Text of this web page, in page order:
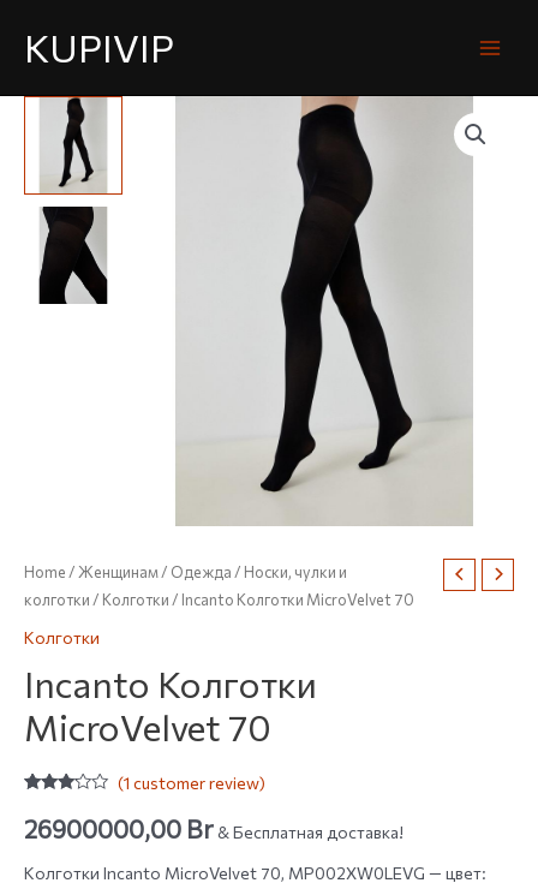
KUPIVIP
Home/Женщинам/ Одежда/ Носки, чулки и
колготки/ Колготки/ Incanto Колготки MicroVelvet 70
Колготки
Incanto Колготки
MicroVelvet 70
3.00
out of
based
on
(1 customer review)
26900000,00 Br& Бесплатная доставка!
Колготки Incanto MicroVelvet 70, MP002XW0LEVG — цвет: